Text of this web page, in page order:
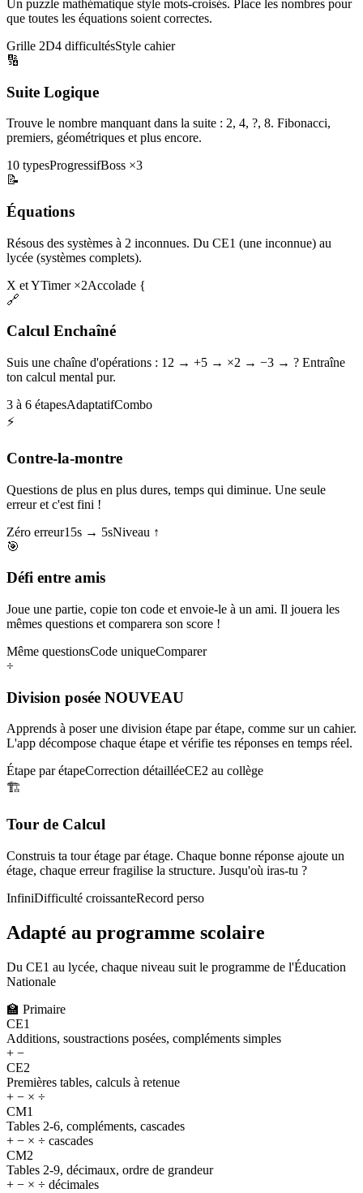
Un puzzle mathématique style mots-croisés. Place les nombres pour
que toutes les équations soient correctes.
Grille 2D4 difficultésStyle cahier
🔢
Suite Logique
Trouve le nombre manquant dans la suite : 2, 4, ?, 8. Fibonacci,
premiers, géométriques et plus encore.
10 typesProgressifBoss ×3
📝
Équations
Résous des systèmes à 2 inconnues. Du CE1 (une inconnue) au
lycée (systèmes complets).
X et YTimer ×2Accolade {
🔗
Calcul Enchaîné
Suis une chaîne d'opérations : 12 → +5 → ×2 → −3 → ? Entraîne
ton calcul mental pur.
3 à 6 étapesAdaptatifCombo
⚡
Contre-la-montre
Questions de plus en plus dures, temps qui diminue. Une seule
erreur et c'est fini !
Zéro erreur15s → 5sNiveau ↑
🎯
Défi entre amis
Joue une partie, copie ton code et envoie-le à un ami. Il jouera les
mêmes questions et comparera son score !
Même questionsCode uniqueComparer
÷
Division posée NOUVEAU
Apprends à poser une division étape par étape, comme sur un cahier.
L'app décompose chaque étape et vérifie tes réponses en temps réel.
Étape par étapeCorrection détailléeCE2 au collège
🏗️
Tour de Calcul
Construis ta tour étage par étage. Chaque bonne réponse ajoute un
étage, chaque erreur fragilise la structure. Jusqu'où iras-tu ?
InfiniDifficulté croissanteRecord perso
Adapté au programme scolaire
Du CE1 au lycée, chaque niveau suit le programme de l'Éducation
Nationale
🏫 Primaire
CE1
Additions, soustractions posées, compléments simples
+ −
CE2
Premières tables, calculs à retenue
+ − × ÷
CM1
Tables 2-6, compléments, cascades
+ − × ÷ cascades
CM2
Tables 2-9, décimaux, ordre de grandeur
+ − × ÷ décimales